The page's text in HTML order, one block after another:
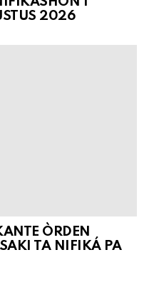
2026
ÒRDEN
TA NIFIKÁ PA